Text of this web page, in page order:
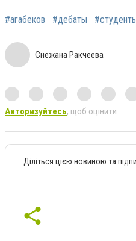
#агабеков #дебаты
Снежана Ракчеева
Авторизуйтесь, щоб оцінити
Діліться цією новиною та